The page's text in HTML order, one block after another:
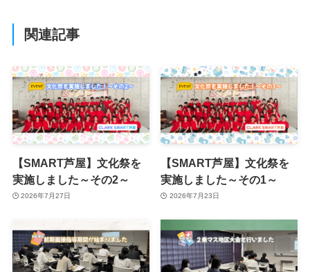
関連記事
【SMART芦屋】文化祭を
実施しました～その2～
2026年7月27日
【SMART芦屋】文化祭を
実施しました～その1～
2026年7月23日